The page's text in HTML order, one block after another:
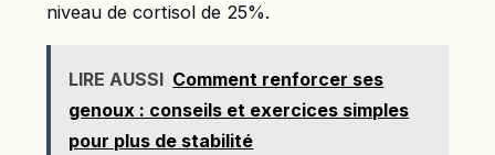
niveau de cortisol de 25%.
LIRE AUSSI Comment renforcer ses
genoux : conseils et exercices simples
pour plus de stabilité